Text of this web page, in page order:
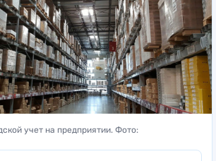
учет на предприятии. Фото: